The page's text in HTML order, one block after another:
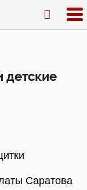
детские
Саратова